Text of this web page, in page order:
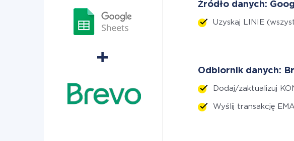
Źródło danych:
Uzyskaj LINIE
Odbiornik danych:
Dodaj/zaktualizuj
Wyślij transakcję